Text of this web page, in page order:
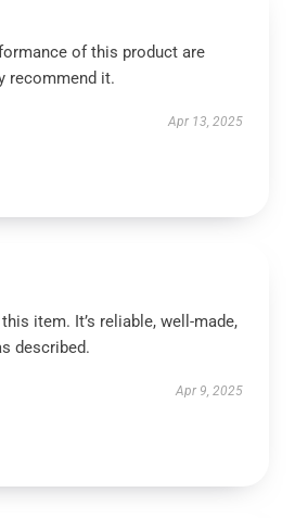
of this product are
recommend it.
Apr 13, 2025
item. It’s reliable, well-made,
described.
Apr 9, 2025